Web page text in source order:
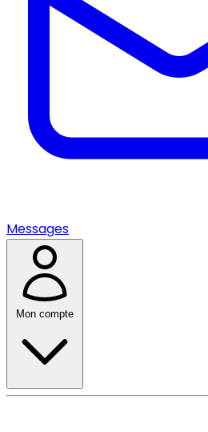
Messages
Mon compte